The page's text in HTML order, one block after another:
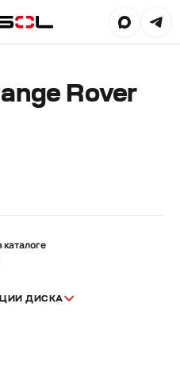
Rover
ДИСКА